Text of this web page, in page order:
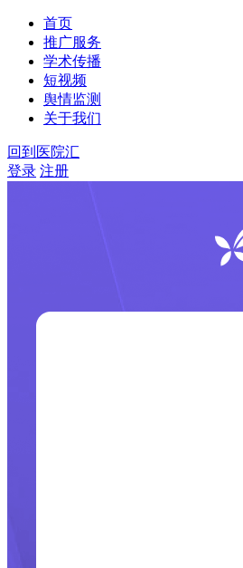
首页
推广服务
学术传播
短视频
舆情监测
关于我们
回到医院汇
登录 注册